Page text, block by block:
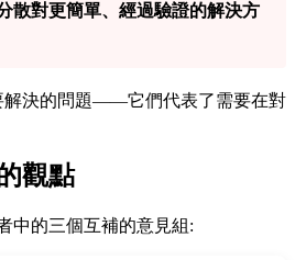
散對更簡單、經過驗證的解決方
解決的問題——它們代表了需要在對
觀點
中的三個互補的意見組: